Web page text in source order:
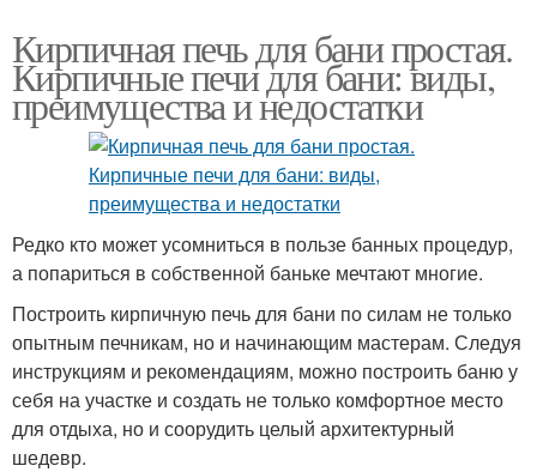
Кирпичная печь для бани простая.
Кирпичные печи для бани: виды,
преимущества и недостатки
Редко кто может усомниться в пользе банных процедур,
а попариться в собственной баньке мечтают многие.
Построить кирпичную печь для бани по силам не только
опытным печникам, но и начинающим мастерам. Следуя
инструкциям и рекомендациям, можно построить баню у
себя на участке и создать не только комфортное место
для отдыха, но и соорудить целый архитектурный
шедевр.